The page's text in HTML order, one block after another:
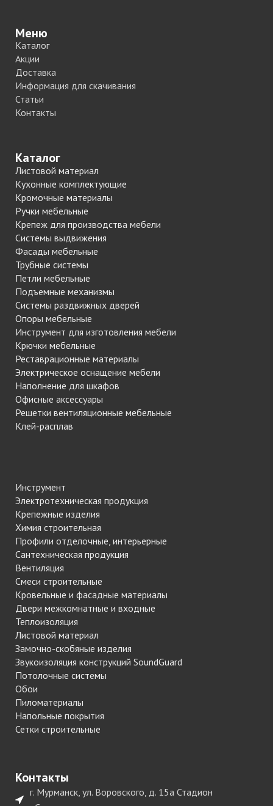
Меню
Каталог
Акции
Доставка
Информация для скачивания
Статьи
Контакты
Каталог
Листовой материал
Кухонные комплектующие
Кромочные материалы
Ручки мебельные
Крепеж для производства мебели
Системы выдвижения
Фасады мебельные
Трубные системы
Петли мебельные
Подъемные механизмы
Системы раздвижных дверей
Опоры мебельные
Инструмент для изготовления мебели
Крючки мебельные
Реставрационные материалы
Электрическое оснащение мебели
Наполнение для шкафов
Офисные аксессуары
Решетки вентиляционные мебельные
Клей-расплав
Инструмент
Электротехническая продукция
Крепежные изделия
Химия строительная
Профили отделочные, интерьерные
Сантехническая продукция
Вентиляция
Смеси строительные
Кровельные и фасадные материалы
Двери межкомнатные и входные
Теплоизоляция
Листовой материал
Замочно-скобяные изделия
Звукоизоляция конструкций SoundGuard
Потолочные системы
Обои
Пиломатериалы
Напольные покрытия
Сетки строительные
Контакты
г. Мурманск, ул. Воровского, д. 15а Стадион